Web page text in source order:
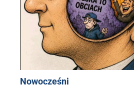
Nowocześni